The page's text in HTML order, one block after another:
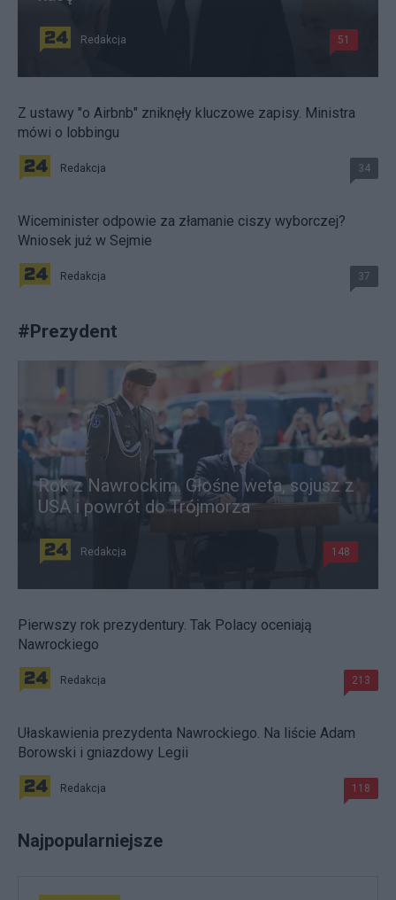
Redakcja 51
Z ustawy "o Airbnb" zniknęły kluczowe zapisy. Ministra
mówi o lobbingu
Redakcja 34
Wiceminister odpowie za złamanie ciszy wyborczej?
Wniosek już w Sejmie
Redakcja 37
#Prezydent
Rok z Nawrockim. Głośne weta, sojusz z
USA i powrót do Trójmorza
Redakcja 148
Pierwszy rok prezydentury. Tak Polacy oceniają
Nawrockiego
Redakcja 213
Ułaskawienia prezydenta Nawrockiego. Na liście Adam
Borowski i gniazdowy Legii
Redakcja 118
Najpopularniejsze